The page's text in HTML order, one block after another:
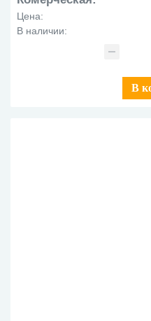
Цена:
В наличии:
В